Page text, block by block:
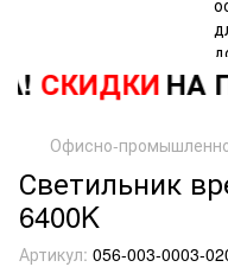
СКИДКИНА
Офисно-
Светильник
6400K
Артикул: 056-003-0003-